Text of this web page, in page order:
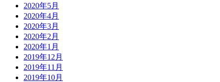
2020年5月
2020年4月
2020年3月
2020年2月
2020年1月
2019年12月
2019年11月
2019年10月